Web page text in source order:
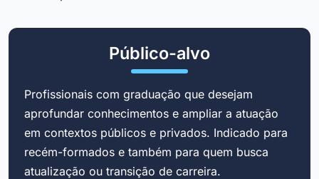
Público-alvo
Profissionais com graduação que desejam
aprofundar conhecimentos e ampliar a atuação
em contextos públicos e privados. Indicado para
recém-formados e também para quem busca
atualização ou transição de carreira.